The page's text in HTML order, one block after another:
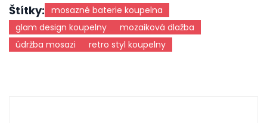
Štítky: mosazné baterie koupelna
glam design koupelny
mozaiková dlažba
údržba mosazi
retro styl koupelny